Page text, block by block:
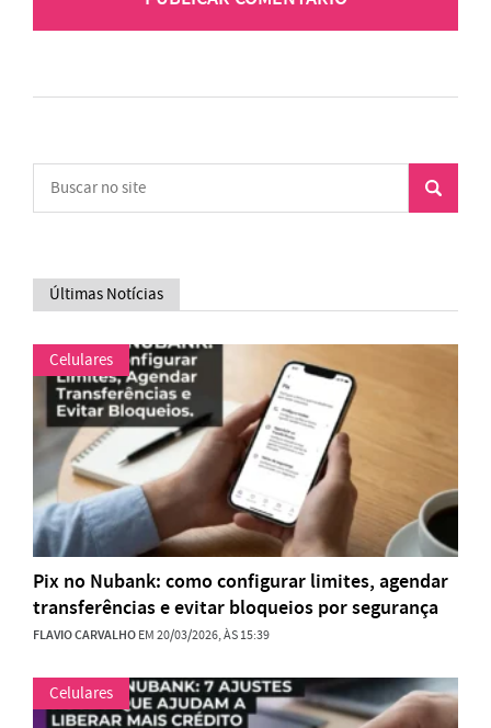
Últimas Notícias
Celulares
Pix no Nubank: como configurar limites, agendar
transferências e evitar bloqueios por segurança
FLAVIO CARVALHOEM 20/03/2026, ÀS 15:39
Celulares